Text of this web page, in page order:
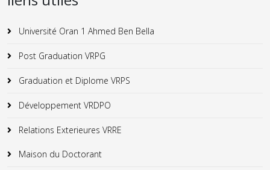
Université Oran 1 Ahmed Ben Bella
Post Graduation VRPG
Graduation et Diplome VRPS
Développement VRDPO
Relations Exterieures VRRE
Maison du Doctorant